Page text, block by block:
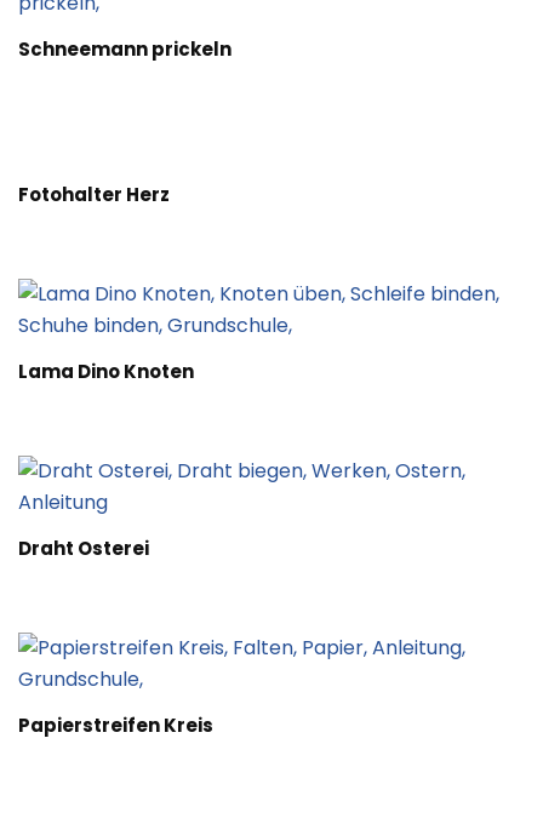
Schneemann prickeln
Fotohalter Herz
Lama Dino Knoten
Draht Osterei
Papierstreifen Kreis